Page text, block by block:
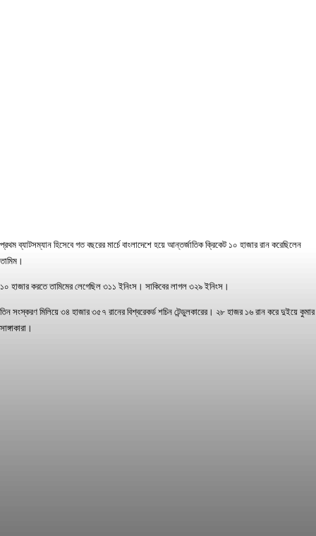
প্রথম ব্যাটসম্যান হিসেবে গত বছরের মার্চে বাংলাদেশে হয়ে আন্তর্জাতিক ক্রিকেট ১০ হাজার রান করেছিলেন
তামিম।
১০ হাজার করতে তামিমের লেগেছিল ৩১১ ইনিংস। সাকিবের লাগল ৩২৯ ইনিংস।
তিন সংস্করণ মিলিয়ে ৩৪ হাজার ৩৫৭ রানের বিশ্বরেকর্ড শচিন টেন্ডুলকারের। ২৮ হাজর ১৬ রান করে দুইয়ে কুমার
সাঙ্গাকারা।